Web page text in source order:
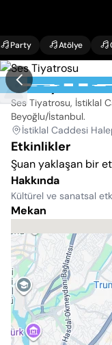
Party Atölye
Ses Tiyatrosu
Ses Tiyatrosu, İstiklal
Beyoğlu/İstanbul.
İstiklal Caddesi
Etkinlikler
Şuan yaklaşan bir
Hakkında
Kültürel ve sanatsal
Mekan